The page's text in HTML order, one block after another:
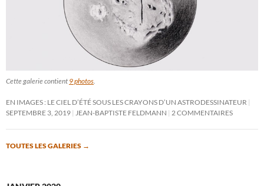
Cette galerie contient 9 photos.
EN IMAGES : LE CIEL D’ÉTÉ SOUS LES CRAYONS D’UN ASTRODESSINATEUR
SEPTEMBRE 3, 2019 JEAN-BAPTISTE FELDMANN 2 COMMENTAIRES
TOUTES LES GALERIES →